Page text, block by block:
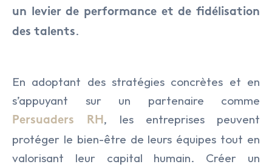
un levier de performance et de fidélisation
des talents.
En adoptant des stratégies concrètes et en
s’appuyant sur un partenaire comme
Persuaders RH, les entreprises peuvent
protéger le bien-être de leurs équipes tout en
valorisant leur capital humain. Créer un